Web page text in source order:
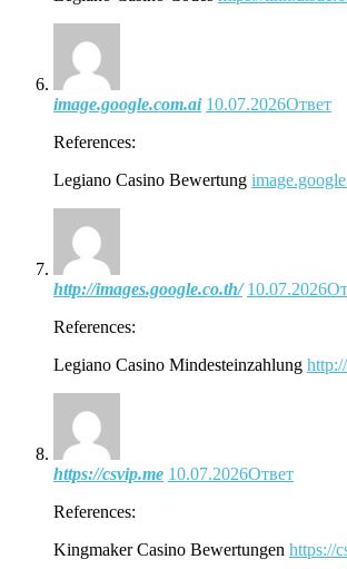
image.google.com.ai 10.07.2026Ответ
References:
Legiano Casino Bewertung
http://images.google.co.th/ 10.07.2026
References:
Legiano Casino Mindesteinzahlung
https://csvip.me 10.07.2026Ответ
References:
Kingmaker Casino Bewertungen https://